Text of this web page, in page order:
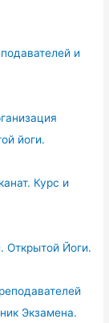
и
йоги.
Курс и
Открытой Йоги.
Экзамена.